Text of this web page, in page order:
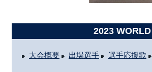
2023
大会概要 出場選手 選手応援歌